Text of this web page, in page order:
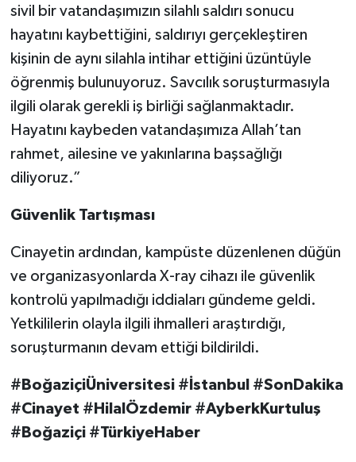
sivil bir vatandaşımızın silahlı saldırı sonucu
hayatını kaybettiğini, saldırıyı gerçekleştiren
kişinin de aynı silahla intihar ettiğini üzüntüyle
öğrenmiş bulunuyoruz. Savcılık soruşturmasıyla
ilgili olarak gerekli iş birliği sağlanmaktadır.
Hayatını kaybeden vatandaşımıza Allah’tan
rahmet, ailesine ve yakınlarına başsağlığı
diliyoruz.”
Güvenlik Tartışması
Cinayetin ardından, kampüste düzenlenen düğün
ve organizasyonlarda X-ray cihazı ile güvenlik
kontrolü yapılmadığı iddiaları gündeme geldi.
Yetkililerin olayla ilgili ihmalleri araştırdığı,
soruşturmanın devam ettiği bildirildi.
#BoğaziçiÜniversitesi #İstanbul #SonDakika
#Cinayet #HilalÖzdemir #AyberkKurtuluş
#Boğaziçi #TürkiyeHaber